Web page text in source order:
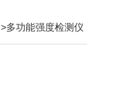
>多功能强度检测仪